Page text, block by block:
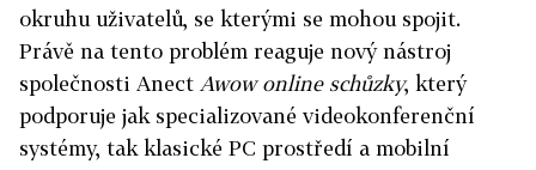
okruhu uživatelů, se kterými se mohou spojit.
Právě na tento problém reaguje nový nástroj
společnosti Anect Awow online schůzky, který
podporuje jak specializované videokonferenční
systémy, tak klasické PC prostředí a mobilní